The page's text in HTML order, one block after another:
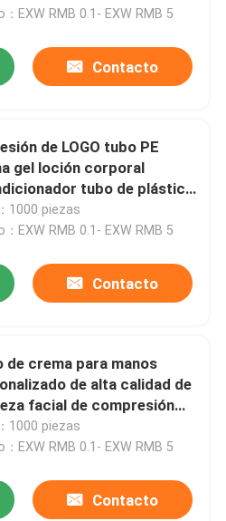
del tubo
：EXW RMB 0.1- EXW RMB 5
Contacto
de LOGO tubo PE
gel loción corporal
tubo de plástico
tubo de embalaje
1000 piezas
：EXW RMB 0.1- EXW RMB 5
Contacto
de crema para manos
de alta calidad de
facial de compresión
tubo cosmético con tapa
1000 piezas
：EXW RMB 0.1- EXW RMB 5
Contacto